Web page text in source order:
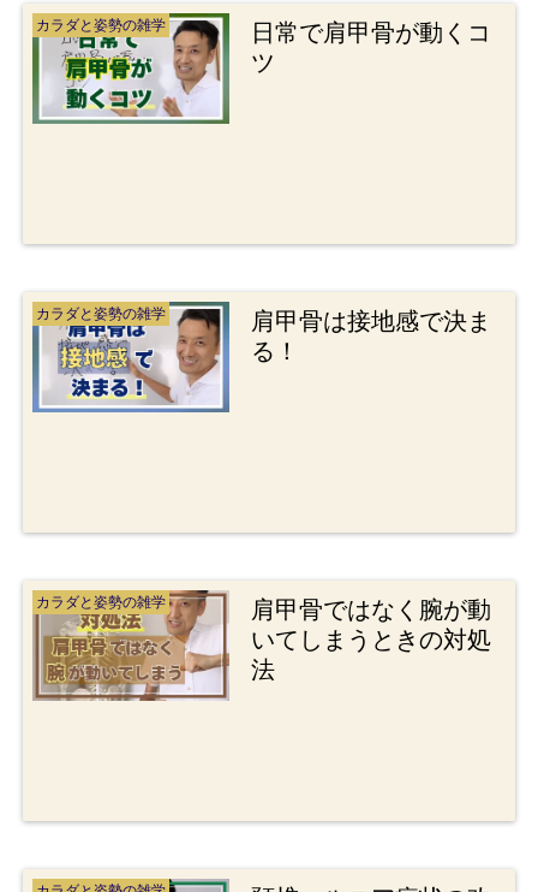
カラダと姿勢の雑学
日常で肩甲骨が動くコ
ツ
カラダと姿勢の雑学
肩甲骨は接地感で決ま
る！
カラダと姿勢の雑学
肩甲骨ではなく腕が動
いてしまうときの対処
法